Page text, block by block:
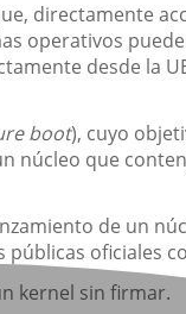
directamente
operativos
desde la
boot), cuyo
que
de un
públicas oficiales
kernel sin firmar.